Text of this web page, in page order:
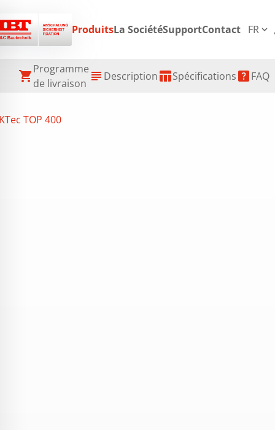
ProduitsLa SociétéSupportContact FR expand_more
shopping_cartProgramme
de livraison subject Descriptiontable_chartSpécificationshelp_centerFAQ
TOP 400